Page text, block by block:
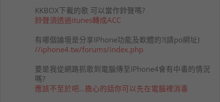
KKBOX下載的歌 可以當作鈴聲嗎?
鈴聲須透過itunes轉成ACC
有哪個論壇是分享IPhone功能及軟體的?(請po網址)
//iphone4.tw/forums/index.php
要是我從網路抓歌到電腦傳至IPhone4會有中毒的情況
嗎?
應該不至於吧...擔心的話你可以先在電腦裡消毒